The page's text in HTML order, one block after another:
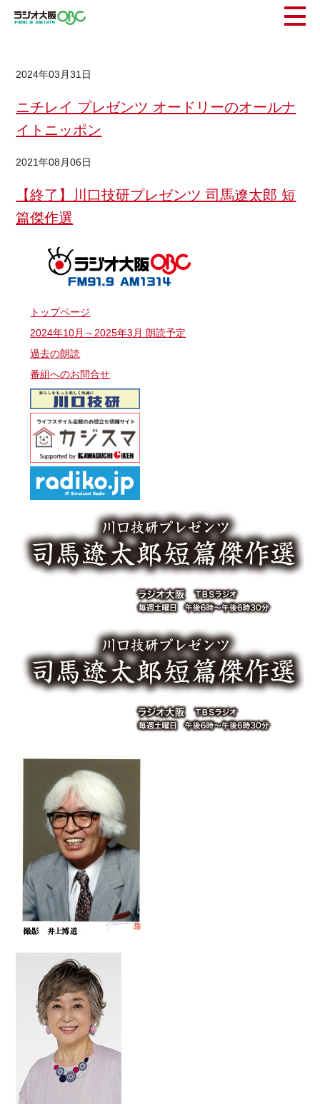
2024年03月31日
ニチレイ プレゼンツ オードリーのオールナ
イトニッポン
2021年08月06日
【終了】川口技研プレゼンツ 司馬遼太郎 短
篇傑作選
トップページ
2024年10月～2025年3月 朗読予定
過去の朗読
番組へのお問合せ